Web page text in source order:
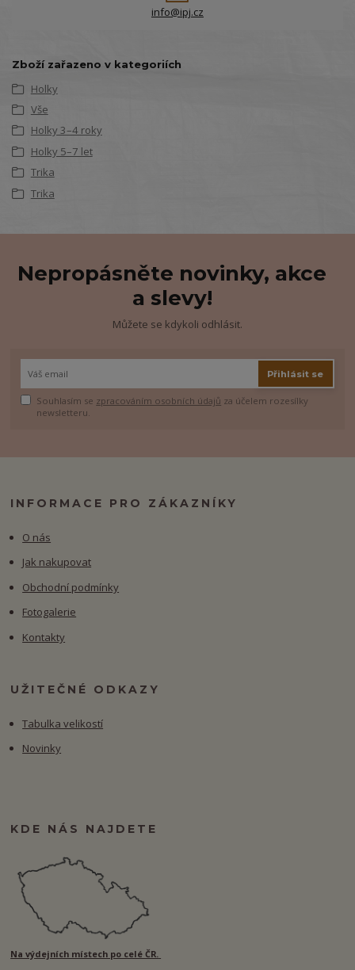
info@ipj.cz
Zboží zařazeno v kategoriích
Holky
Vše
Holky 3–4 roky
Holky 5–7 let
Trika
Trika
Nepropásněte novinky, akce
a slevy!
Můžete se kdykoli odhlásit.
Přihlásit se
Souhlasím se zpracováním osobních údajů za účelem rozesílky
newsletteru.
INFORMACE PRO ZÁKAZNÍKY
O nás
Jak nakupovat
Obchodní podmínky
Fotogalerie
Kontakty
UŽITEČNÉ ODKAZY
Tabulka velikostí
Novinky
KDE NÁS NAJDETE
Na výdejních místech po celé ČR.